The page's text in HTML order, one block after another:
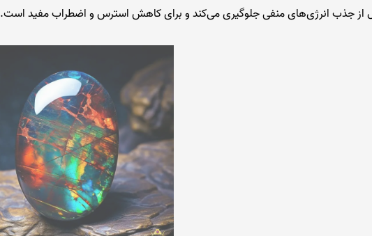
از جذب انرژی‌های منفی جلوگیری می‌کند و برای کاهش استرس و اضطراب مفید است.